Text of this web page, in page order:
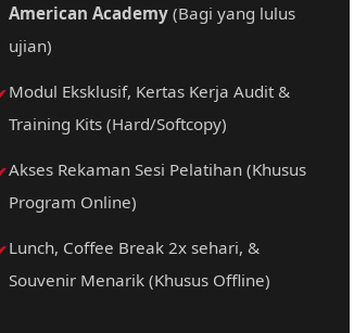
American Academy (Bagi yang lulus
ujian)
Modul Eksklusif, Kertas Kerja Audit &
Training Kits (Hard/Softcopy)
Akses Rekaman Sesi Pelatihan (Khusus
Program Online)
Lunch, Coffee Break 2x sehari, &
Souvenir Menarik (Khusus Offline)